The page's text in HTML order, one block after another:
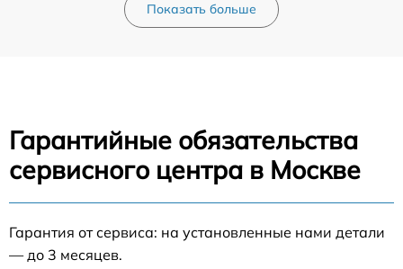
Показать больше
Гарантийные обязательства
сервисного центра в Москве
Гарантия от сервиса: на установленные нами детали
— до 3 месяцев.